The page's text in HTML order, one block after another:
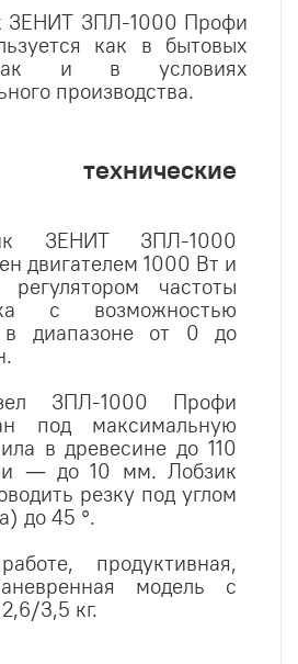
ЗЕНИТ ЗПЛ-1000 Профи
как в бытовых
и в условиях
производства.
технические
ЗЕНИТ ЗПЛ-1000
двигателем 1000 Вт и
регулятором частоты
с возможностью
в диапазоне от 0 до
ЗПЛ-1000 Профи
под максимальную
в древесине до 110
— до 10 мм. Лобзик
резку под углом
до 45 °.
продуктивная,
модель с
3,5 кг.